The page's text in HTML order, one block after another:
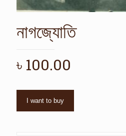
নাগজ্যোতি
৳ 100.00
I want to buy